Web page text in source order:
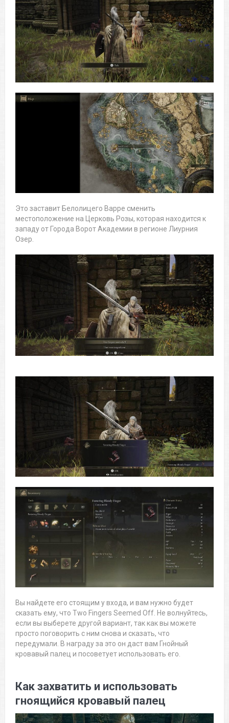
Это заставит Белолицего Варре сменить
местоположение на Церковь Розы, которая находится к
западу от Города Ворот Академии в регионе Лиурния
Озер.
Вы найдете его стоящим у входа, и вам нужно будет
сказать ему, что Two Fingers Seemed Off. Не волнуйтесь,
если вы выберете другой вариант, так как вы можете
просто поговорить с ним снова и сказать, что
передумали. В награду за это он даст вам Гнойный
кровавый палец и посоветует использовать его.
Как захватить и использовать
гноящийся кровавый палец